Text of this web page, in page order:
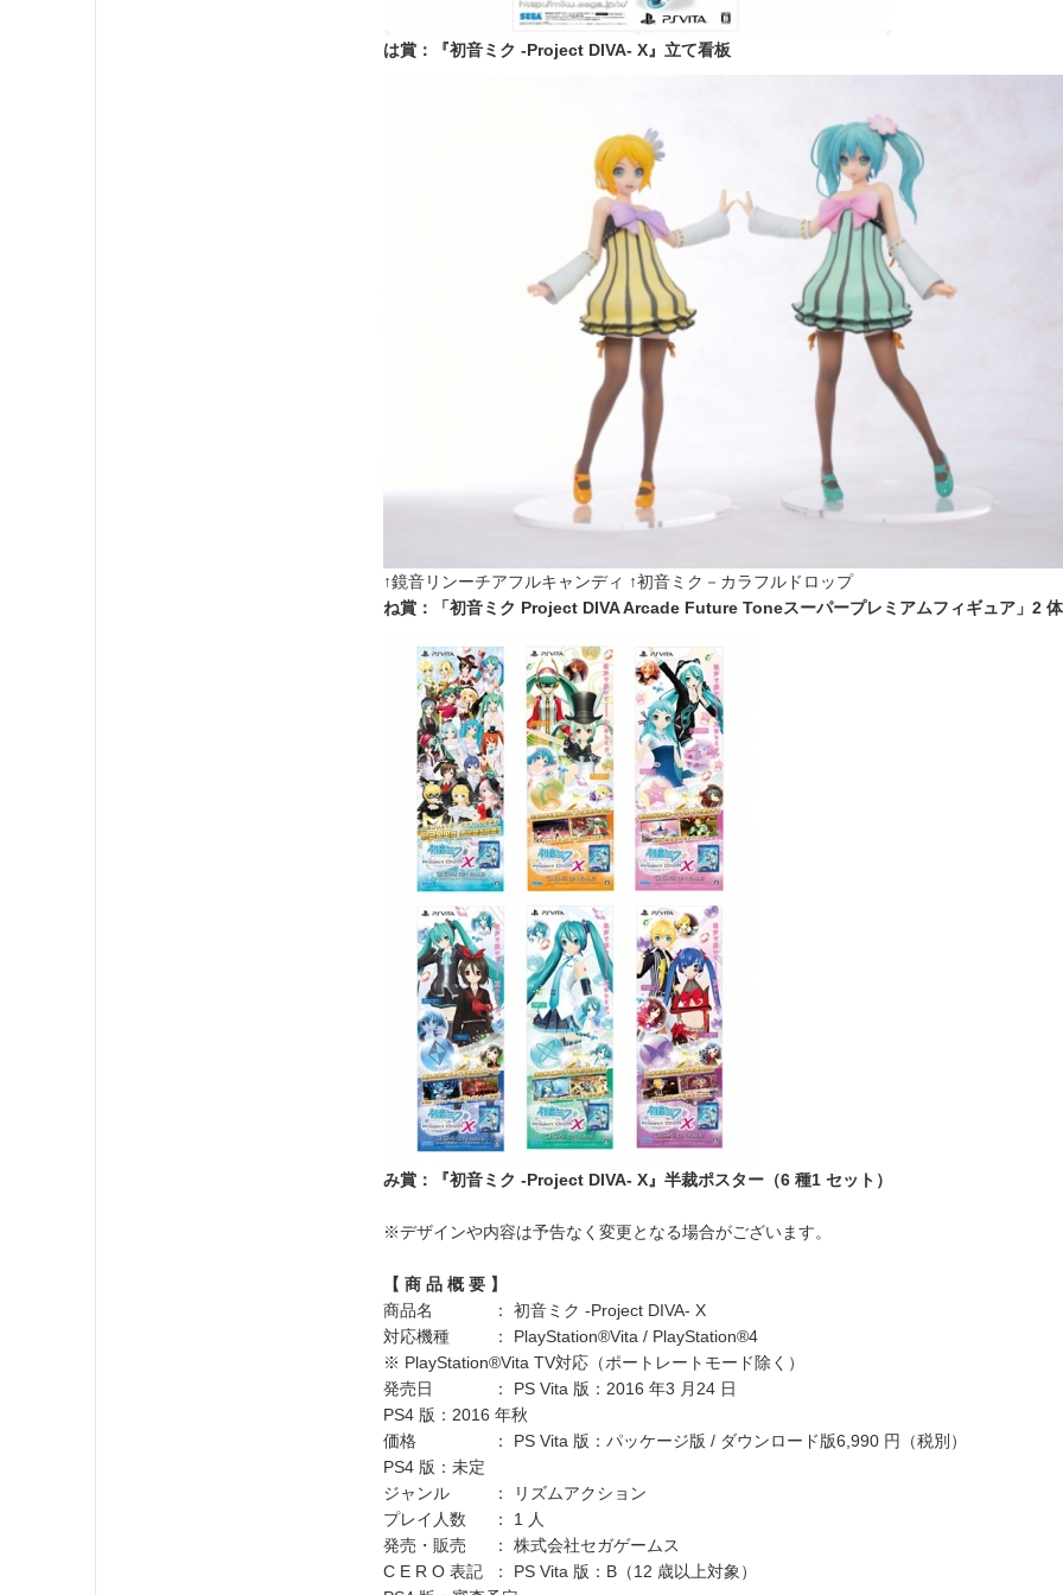
は賞：『初音ミク -Project DIVA- X』立て看板
↑鏡音リンーチアフルキャンディ ↑初音ミク－カラフルドロップ
ね賞：「初音ミク Project DIVA Arcade Future Toneスーパープレミアムフィギュア」2
み賞：『初音ミク -Project DIVA- X』半裁ポスター（6 種1 セット）
※デザインや内容は予告なく変更となる場合がございます。
【 商 品 概 要 】
商品名 ： 初音ミク -Project DIVA- X
対応機種 ： PlayStation®Vita / PlayStation®4
※ PlayStation®Vita TV対応（ポートレートモード除く）
発売日 ： PS Vita 版：2016 年3 月24 日
PS4 版：2016 年秋
価格 ： PS Vita 版：パッケージ版 / ダウンロード版6,990 円（税別）
PS4 版：未定
ジャンル ： リズムアクション
プレイ人数 ： 1 人
発売・販売 ： 株式会社セガゲームス
C E R O 表記 ： PS Vita 版：B（12 歳以上対象）